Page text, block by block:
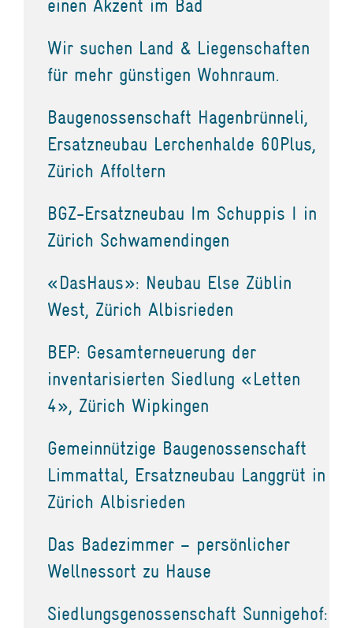
einen Akzent im Bad
Wir suchen Land & Liegenschaften
für mehr günstigen Wohnraum.
Baugenossenschaft Hagenbrünneli,
Ersatzneubau Lerchenhalde 60Plus,
Zürich Affoltern
BGZ-Ersatzneubau Im Schuppis I in
Zürich Schwamendingen
«DasHaus»: Neubau Else Züblin
West, Zürich Albisrieden
BEP: Gesamterneuerung der
inventarisierten Siedlung «Letten
4», Zürich Wipkingen
Gemeinnützige Baugenossenschaft
Limmattal, Ersatzneubau Langgrüt in
Zürich Albisrieden
Das Badezimmer – persönlicher
Wellnessort zu Hause
Siedlungsgenossenschaft Sunnigehof: